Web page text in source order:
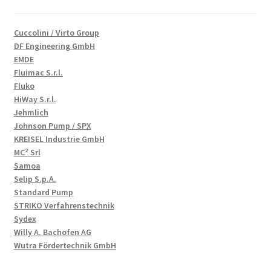
Cuccolini / Virto Group
DF Engineering GmbH
EMDE
Fluimac S.r.l.
Fluko
HiWay S.r.l.
Jehmlich
Johnson Pump / SPX
KREISEL Industrie GmbH
MC² Srl
Samoa
Selip S.p.A.
Standard Pump
STRIKO Verfahrenstechnik
Sydex
Willy A. Bachofen AG
Wutra Fördertechnik GmbH